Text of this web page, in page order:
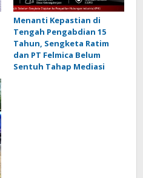
Menanti Kepastian di
Tengah Pengabdian 15
Tahun, Sengketa Ratim
dan PT Felmica Belum
Sentuh Tahap Mediasi